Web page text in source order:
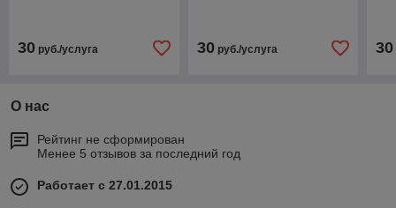
30 руб./услуга 30руб./услуга 30
О нас
Рейтинг не сформирован
Менее 5 отзывов за последний год
Работает с 27.01.2015